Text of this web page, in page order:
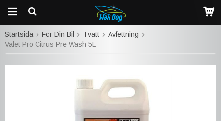
Startsida För Din Bil Tvätt
Avfettning
Valet Pro Citrus Pre Wash 5L